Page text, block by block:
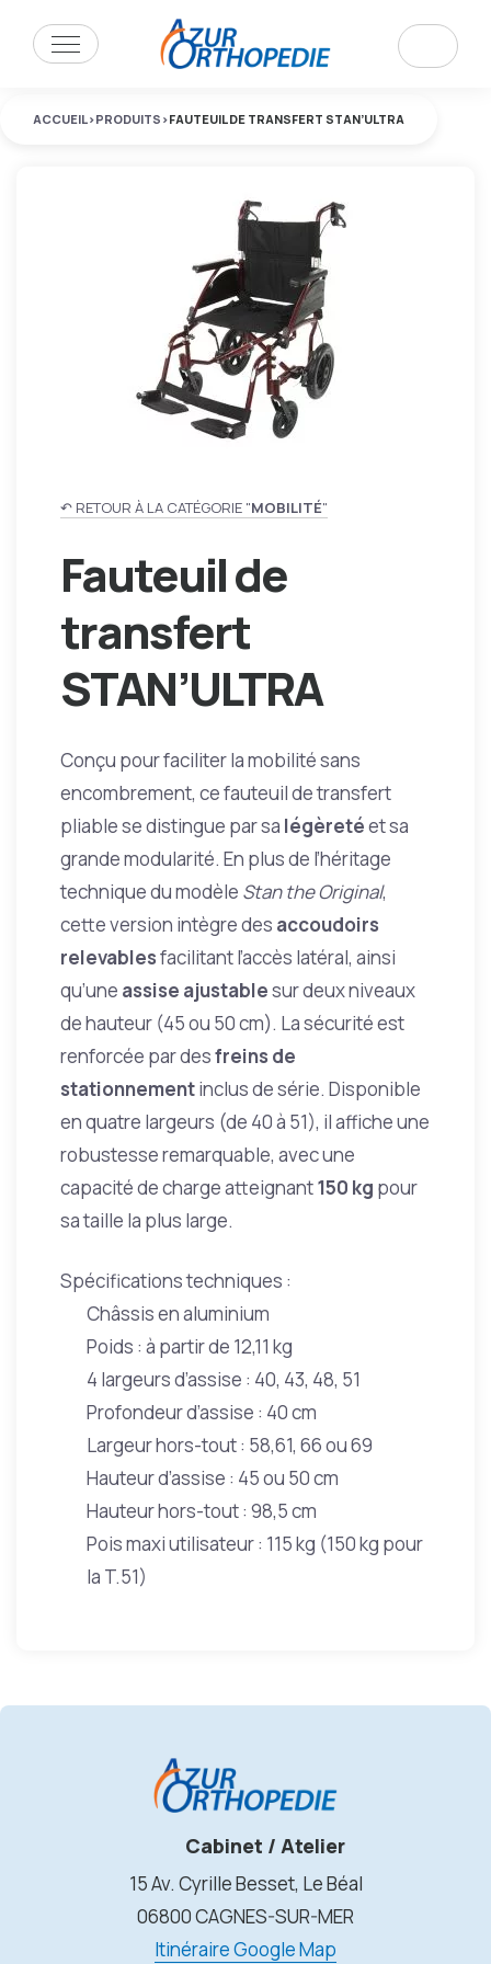
ACCUEIL>PRODUITS >FAUTEUIL DE TRANSFERT STAN’ULTRA
↶ RETOUR À LA CATÉGORIE "MOBILITÉ"
Fauteuil de
transfert
STAN’ULTRA
Conçu pour faciliter la mobilité sans
encombrement, ce fauteuil de transfert
pliable se distingue par sa légèretéet sa
grande modularité. En plus de l’héritage
technique du modèle Stan the Original,
cette version intègre des accoudoirs
relevablesfacilitant l’accès latéral, ainsi
qu’une assise ajustablesur deux niveaux
de hauteur (45 ou 50 cm). La sécurité est
renforcée par desfreins de
stationnementinclus de série. Disponible
en quatre largeurs (de 40 à 51), il affiche une
robustesse remarquable, avec une
capacité de charge atteignant150 kg pour
sa taille la plus large.
Spécifications techniques :
Châssis en aluminium
Poids : à partir de 12,11 kg
4 largeurs d’assise : 40, 43, 48, 51
Profondeur d’assise : 40 cm
Largeur hors-tout : 58,61, 66 ou 69
Hauteur d’assise : 45 ou 50 cm
Hauteur hors-tout : 98,5 cm
Pois maxi utilisateur : 115 kg (150 kg pour
la T.51)
Cabinet / Atelier
15 Av. Cyrille Besset, Le Béal
06800 CAGNES-SUR-MER
Itinéraire Google Map